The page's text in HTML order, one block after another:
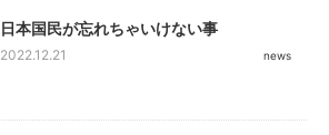
日本国民が忘れちゃいけない事
2022.12.21 news